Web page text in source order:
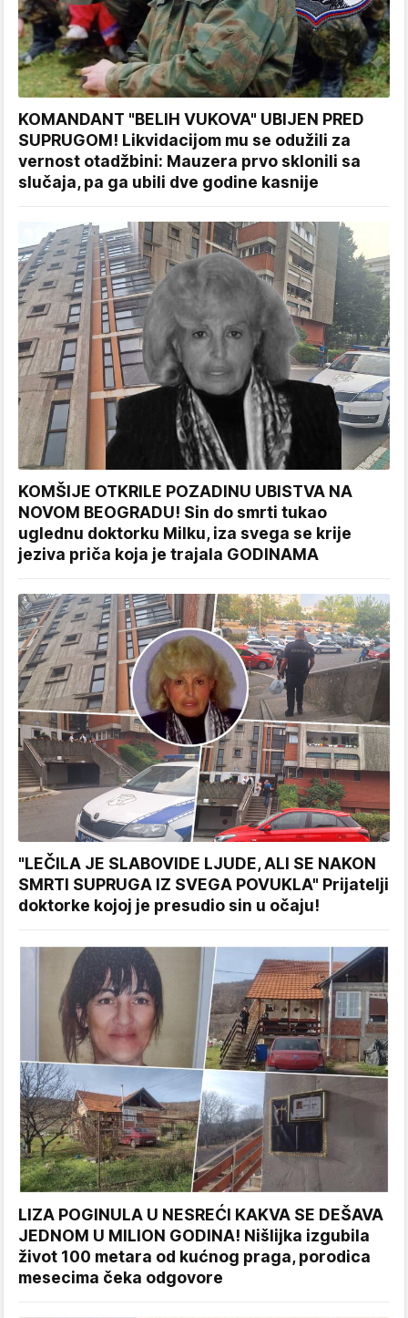
KOMANDANT "BELIH VUKOVA" UBIJEN PRED
SUPRUGOM! Likvidacijom mu se odužili za
vernost otadžbini: Mauzera prvo sklonili sa
slučaja, pa ga ubili dve godine kasnije
KOMŠIJE OTKRILE POZADINU UBISTVA NA
NOVOM BEOGRADU! Sin do smrti tukao
uglednu doktorku Milku, iza svega se krije
jeziva priča koja je trajala GODINAMA
"LEČILA JE SLABOVIDE LJUDE, ALI SE NAKON
SMRTI SUPRUGA IZ SVEGA POVUKLA" Prijatelji
doktorke kojoj je presudio sin u očaju!
LIZA POGINULA U NESREĆI KAKVA SE DEŠAVA
JEDNOM U MILION GODINA! Nišlijka izgubila
život 100 metara od kućnog praga, porodica
mesecima čeka odgovore